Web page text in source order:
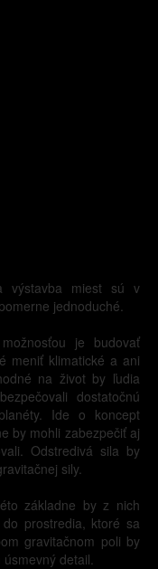
výstavba miest sú v
jednoduché.
je budovať
meniť klimatické a ani
na život by ľudia
dostatočnú
Ide o koncept
by mohli zabezpečiť aj
Odstredivá sila by
sily.
základne by z nich
prostredia, ktoré sa
gravitačnom poli by
detail.